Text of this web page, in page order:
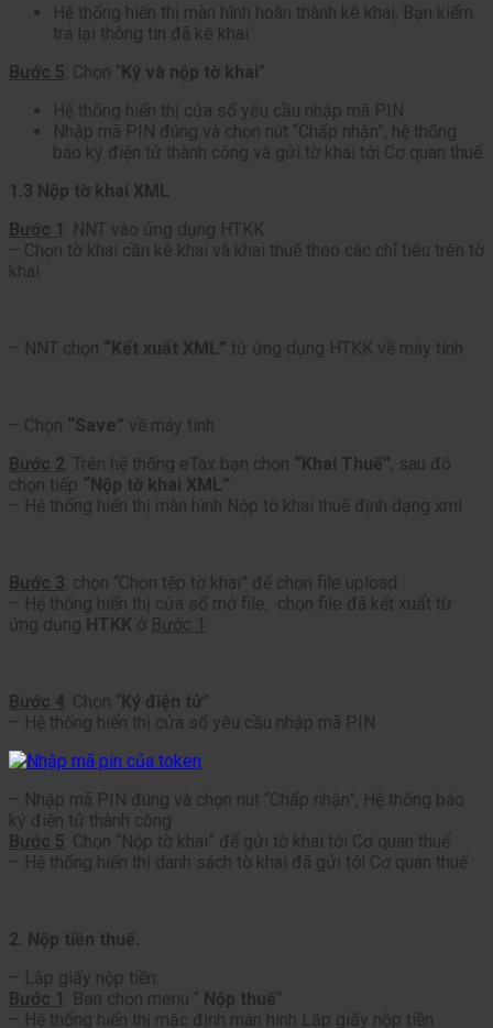
Hệ thống hiển thị màn hình hoàn thành kê khai, Bạn kiểm
tra lại thông tin đã kê khai.
Bước 5: Chọn “Ký và nộp tờ khai”
Hệ thống hiển thị cửa sổ yêu cầu nhập mã PIN
Nhập mã PIN đúng và chọn nút “Chấp nhận”, hệ thống
báo ký điện tử thành công và gửi tờ khai tới Cơ quan thuế
1.3 Nộp tờ khai XML
Bước 1 : NNT vào ứng dụng HTKK
– Chọn tờ khai cần kê khai và khai thuế theo các chỉ tiêu trên tờ
khai.
– NNT chọn “Kết xuất XML” từ ứng dụng HTKK về máy tính
– Chọn “Save” về máy tính
Bước 2: Trên hệ thống eTax bạn chọn “Khai Thuế”, sau đó
chọn tiếp “Nộp tờ khai XML”
– Hệ thống hiển thị màn hình Nộp tờ khai thuế định dạng xml
Bước 3: chọn “Chọn tệp tờ khai” để chọn file upload
– Hệ thống hiển thị cửa sổ mở file, chọn file đã kết xuất từ
ứng dụng HTKK ở Bước 1
Bước 4: Chọn “Ký điện tử”
– Hệ thống hiển thị cửa sổ yêu cầu nhập mã PIN
– Nhập mã PIN đúng và chọn nút “Chấp nhận”, Hệ thống báo
ký điện tử thành công
Bước 5: Chọn “Nộp tờ khai” để gửi tờ khai tới Cơ quan thuế.
– Hệ thống hiển thị danh sách tờ khai đã gửi tới Cơ quan thuế
2. Nộp tiền thuế.
– Lập giấy nộp tiền:
Bước 1 : Bạn chọn menu “ Nộp thuế”
– Hệ thống hiển thị mặc định màn hình Lập giấy nộp tiền